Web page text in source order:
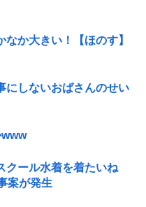
なか大きい！【ほのす】
にしないおばさんのせい
www
クール水着を着たいね
案が発生